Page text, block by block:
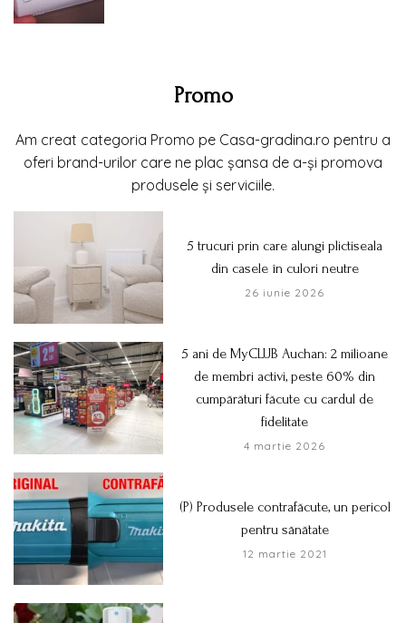
Promo
Am creat categoria Promo pe Casa-gradina.ro pentru a
oferi brand-urilor care ne plac șansa de a-și promova
produsele și serviciile.
5 trucuri prin care alungi plictiseala
din casele în culori neutre
26 iunie 2026
5 ani de MyCLUB Auchan: 2 milioane
de membri activi, peste 60% din
cumpărături făcute cu cardul de
fidelitate
4 martie 2026
(P) Produsele contrafăcute, un pericol
pentru sănătate
12 martie 2021